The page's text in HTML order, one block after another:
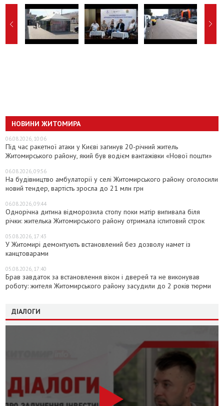
НОВИНИ ЖИТОМИРА
06.08.2026, 10:06
Під час ракетної атаки у Києві загинув 20-річний житель
Житомирського району, який був водієм вантажівки «Нової пошти»
06.08.2026, 09:56
На будівництво амбулаторії у селі Житомирського району оголосили
новий тендер, вартість зросла до 21 млн грн
06.08.2026, 09:44
Однорічна дитина відморозила стопу поки матір випивала біля
річки: жителька Житомирського району отримала іспитовий строк
05.08.2026, 17:43
У Житомирі демонтують встановлений без дозволу намет із
канцтоварами
05.08.2026, 17:40
Брав завдаток за встановлення вікон і дверей та не виконував
роботу: жителя Житомирського району засудили до 2 років тюрми
ДІАЛОГИ